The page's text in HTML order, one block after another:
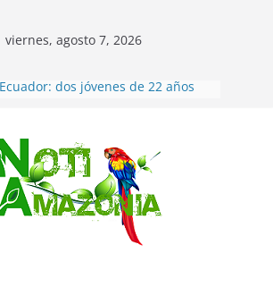
viernes, agosto 7, 2026
Ecuador: dos jóvenes de 22 años
Sentencian a 34 años de prisión a
implicados en caso de Alison,
oriunda de Tena
Vozinha, el arquero sensación de
cabo Verde, ya llegó para
incorporarse a Colo Colo de Chile
Pastaza: la parroquia Diez de